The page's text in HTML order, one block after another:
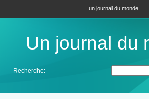
un journal du monde
Un journal du
Recherche: